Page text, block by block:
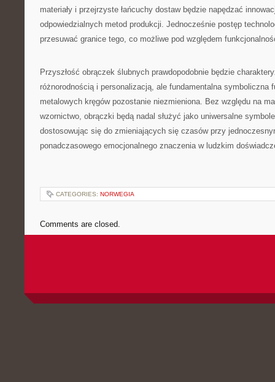
materiały i przejrzyste łańcuchy dostaw będzie napędzać
odpowiedzialnych metod produkcji. Jednocześnie postęp
przesuwać granice tego, co możliwe pod względem
Przyszłość obrączek ślubnych prawdopodobnie będzie
różnorodnością i personalizacją, ale fundamentalna symboliczna
metalowych kręgów pozostanie niezmieniona. Bez względu na
wzornictwo, obrączki będą nadal służyć jako uniwersalne
dostosowując się do zmieniających się czasów przy
ponadczasowego emocjonalnego znaczenia w ludzkim
CATEGORIES: NORWEGIA
Comments are closed.